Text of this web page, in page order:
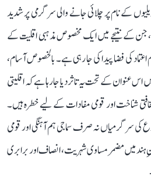
کے نام پر چلائی جانے والی سرگرمی پر شدید
جن کے نتیجے میں ایک مخصوص مذہبی اقلیت کے
کی فضا پیدا کی جا رہی ہے۔ بالخصوص آسام،
اس عنوان کے تحت یہ تاثر دیا جا رہا ہے کہ اقلیتی
شناخت اور قومی مفادات کے لیے خطرہ ہیں۔
کی سرگرمیاں نہ صرف سماجی ہم آہنگی اور قومی
ہند میں مضمر مساوی شہریت، انصاف اور برابری